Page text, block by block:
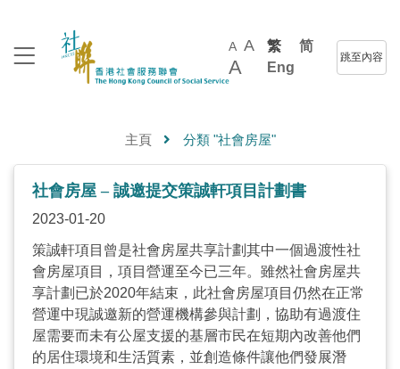
A A
A
繁
简
Eng
跳至內容
主頁 分類 "社會房屋"
社會房屋 – 誠邀提交策誠軒項目計劃書
2023-01-20
策誠軒項目曾是社會房屋共享計劃其中一個過渡性社
會房屋項目，項目營運至今已三年。雖然社會房屋共
享計劃已於2020年結束，此社會房屋項目仍然在正常
營運中現誠邀新的營運機構參與計劃，協助有過渡住
屋需要而未有公屋支援的基層市民在短期內改善他們
的居住環境和生活質素，並創造條件讓他們發展潛